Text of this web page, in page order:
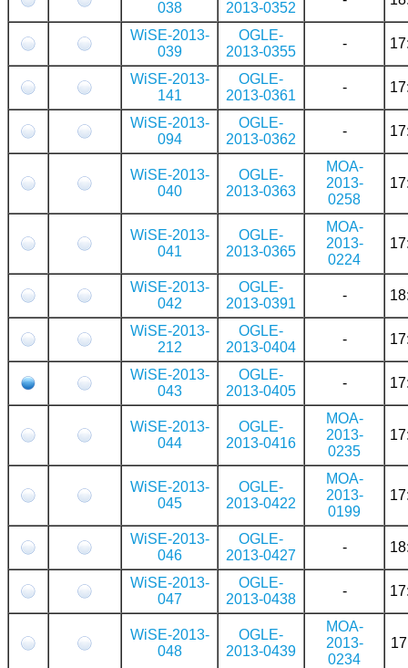
038 2013-0352
WiSE-2013-
039
OGLE-
2013-0355
-
WiSE-2013-
141
OGLE-
2013-0361
-
WiSE-2013-
094
OGLE-
2013-0362
-
WiSE-2013-
040
OGLE-
2013-0363
MOA-
2013-
0258
WiSE-2013-
041
OGLE-
2013-0365
MOA-
2013-
0224
WiSE-2013-
042
OGLE-
2013-0391
-
WiSE-2013-
212
OGLE-
2013-0404
-
WiSE-2013-
043
OGLE-
2013-0405
-
WiSE-2013-
044
OGLE-
2013-0416
MOA-
2013-
0235
WiSE-2013-
045
OGLE-
2013-0422
MOA-
2013-
0199
WiSE-2013-
046
OGLE-
2013-0427
-
WiSE-2013-
047
OGLE-
2013-0438
-
WiSE-2013-
048
OGLE-
2013-0439
MOA-
2013-
0234